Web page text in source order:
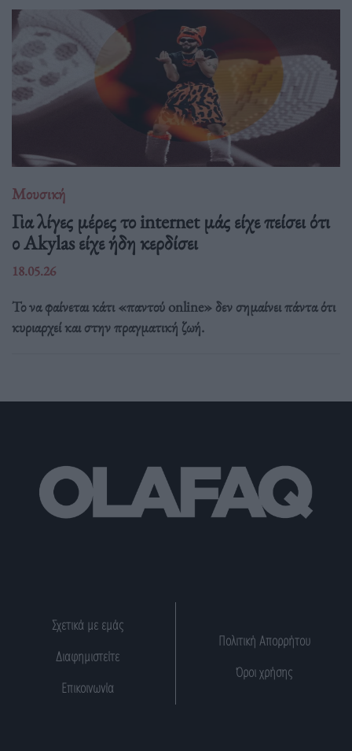
Μουσική
Για λίγες μέρες το internet μάς είχε πείσει ότι
ο Akylas είχε ήδη κερδίσει
18.05.26
Το να φαίνεται κάτι «παντού online» δεν σημαίνει πάντα ότι
κυριαρχεί και στην πραγματική ζωή.
Σχετικά με εμάς
Διαφημιστείτε
Επικοινωνία
Πολιτική Απορρήτου
Όροι χρήσης